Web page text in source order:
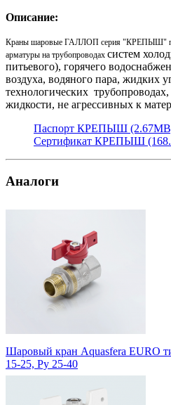
Описание:
Краны шаровые ГАЛЛОП серия "КРЕПЫШ"
арматуры на трубопроводах систем
питьевого), горячего
воздуха, водяного пара, жидких
технологических
жидкости, не агрессивных к
Паспорт КРЕПЫШ
Сертификат КРЕПЫШ
Аналоги
Шаровый кран Aquasfera EURO
15-25, Ру 25-40